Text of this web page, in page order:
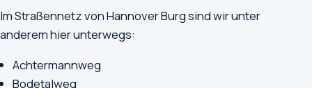
Im Straßennetz von Hannover Burg sind wir unter
anderem hier unterwegs:
Achtermannweg
Bodetalweg